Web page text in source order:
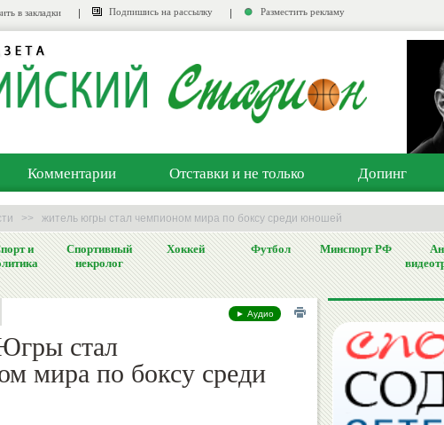
в закладки Подпишись на рассылку Разместить рекламу
Комментарии Отставки и не только Допинг
>> житель югры стал чемпионом мира по боксу среди юношей
и
Спортивный
некролог
Хоккей Футбол Минспорт РФ
► Аудио
стал
мира по боксу среди